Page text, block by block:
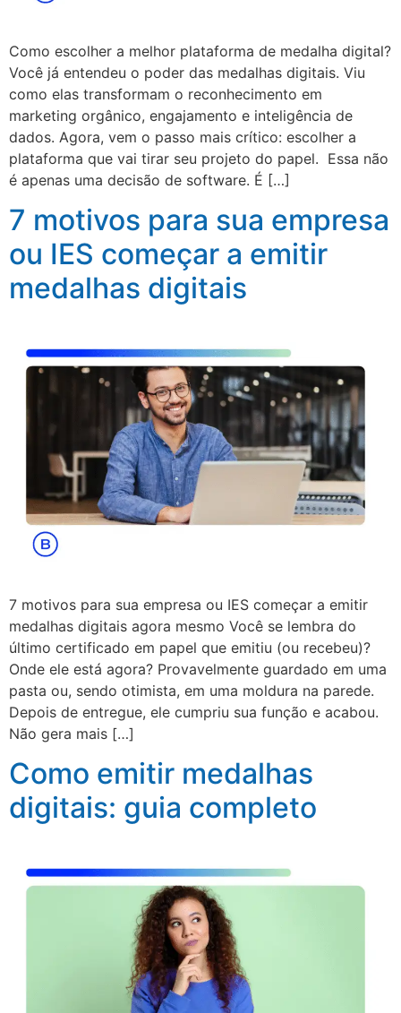
Como escolher a melhor plataforma de medalha digital?
Você já entendeu o poder das medalhas digitais. Viu
como elas transformam o reconhecimento em
marketing orgânico, engajamento e inteligência de
dados. Agora, vem o passo mais crítico: escolher a
plataforma que vai tirar seu projeto do papel. Essa não
é apenas uma decisão de software. É […]
7 motivos para sua empresa
ou IES começar a emitir
medalhas digitais
7 motivos para sua empresa ou IES começar a emitir
medalhas digitais agora mesmo Você se lembra do
último certificado em papel que emitiu (ou recebeu)?
Onde ele está agora? Provavelmente guardado em uma
pasta ou, sendo otimista, em uma moldura na parede.
Depois de entregue, ele cumpriu sua função e acabou.
Não gera mais […]
Como emitir medalhas
digitais: guia completo